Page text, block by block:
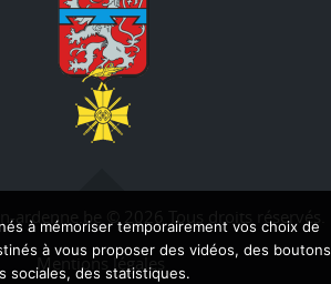
à mémoriser temporairement vos choix de
à vous proposer des vidéos, des boutons
sociales, des statistiques.
ardenne.be © 2026 Tous droits réservés.
Mentions légales